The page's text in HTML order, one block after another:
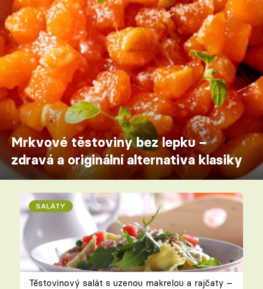
Mrkvové těstoviny bez lepku –
zdravá a originální alternativa klasiky
SALÁTY
Těstovinový salát s uzenou makrelou a rajčaty –